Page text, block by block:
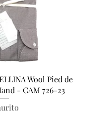
rapida Wool Pied de
- CAM 726-23